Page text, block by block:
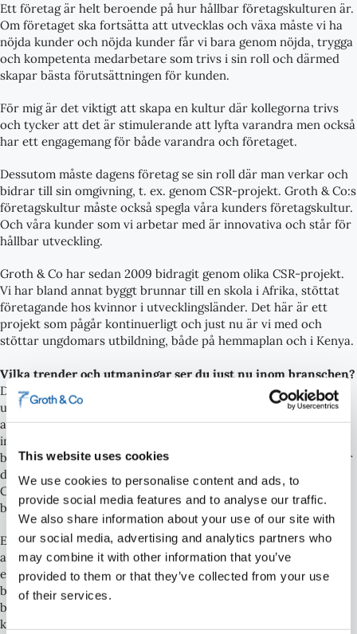
This website uses cookies
We use cookies to personalise content and ads, to
provide social media features and to analyse our traffic.
We also share information about your use of our site with
our social media, advertising and analytics partners who
may combine it with other information that you’ve
provided to them or that they’ve collected from your use
of their services.
Ett företag är helt beroende på hur hållbar företagskulturen är.
Om företaget ska fortsätta att utvecklas och växa måste vi ha
nöjda kunder och nöjda kunder får vi bara genom nöjda, trygga
och kompetenta medarbetare som trivs i sin roll och därmed
skapar bästa förutsättningen för kunden.
För mig är det viktigt att skapa en kultur där kollegorna trivs
och tycker att det är stimulerande att lyfta varandra men också
har ett engagemang för både varandra och företaget.
Dessutom måste dagens företag se sin roll där man verkar och
bidrar till sin omgivning, t. ex. genom CSR-projekt. Groth & Co:s
företagskultur måste också spegla våra kunders företagskultur.
Och våra kunder som vi arbetar med är innovativa och står för
hållbar utveckling.
Groth & Co har sedan 2009 bidragit genom olika CSR-projekt.
Vi har bland annat byggt brunnar till en skola i Afrika, stöttat
företagande hos kvinnor i utvecklingsländer. Det här är ett
projekt som pågår kontinuerligt och just nu är vi med och
stöttar ungdomars utbildning, både på hemmaplan och i Kenya.
Vilka trender och utmaningar ser du just nu inom branschen?
Den generella utmaningen, då det inom högskolor och
universitet sällan förekommer immaterialrätt i utbildningen, är
att skapa förståelse hos små- och medelstora företag om vad
immaterialrätt är. Företagsledare i små företag har ofta
begränsade IP-kunskaper och saknar ofta förståelse för sin hur
den bidrar till företagens framgång för verksamheten. Groth &
Co hoppas kunna sprida kunskapen om immaterialrätt genom
bland annat våra seminarier.
En annan stor utmaning branschen står inför är rekryteringen
av patentkonsulter. Idag är patentkonsulter mycket
eftertraktade på marknaden samtidigt som det råder en stor
brist på ingenjörer i Sverige. Det kommer att påverka vår
bransch och ett tänkbart scenario är vi kommer att få se en
konsolidering av företag som arbetar med immaterialrätt eller